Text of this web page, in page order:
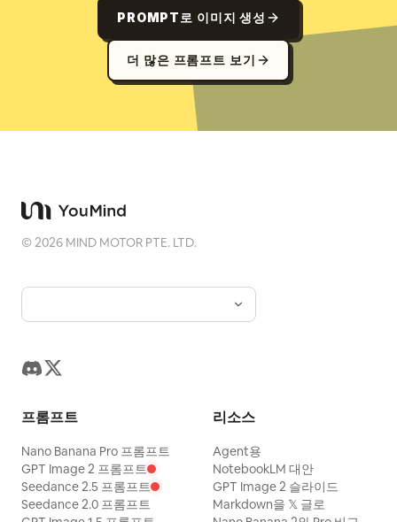
PROMPT로 이미지 생성
더 많은 프롬프트 보기
©2026 MIND MOTOR PTE. LTD.
프롬프트
Nano Banana Pro 프롬프트
GPT Image 2 프롬프트
Seedance 2.5 프롬프트
Seedance 2.0 프롬프트
리소스
Agent용
NotebookLM 대안
GPT Image 2 슬라이드
Markdown을 𝕏 글로